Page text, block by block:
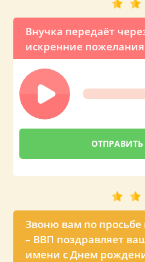
Внучка передаёт
искренние
Звоню вам по просьбе
– ВВП поздравляет
имени с Днем